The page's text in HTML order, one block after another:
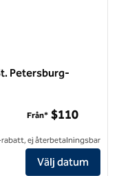
Petersburg-
Clearwater/St.
Från* $110
ej återbetalningsbar
Välj datum